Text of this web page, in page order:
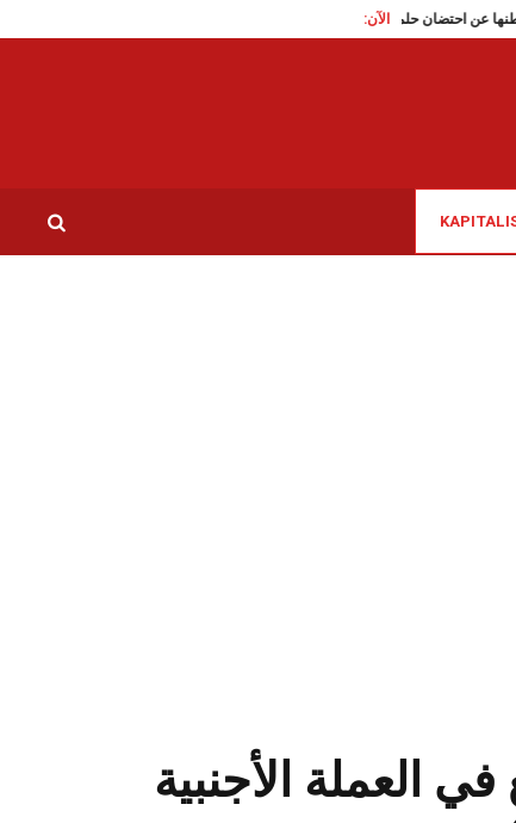
الآن:
لماذا عجز وطنها عن احتضان حلمها؟
في العملة الأجنبية